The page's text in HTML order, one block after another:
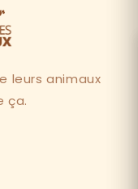
leurs animaux
ça.